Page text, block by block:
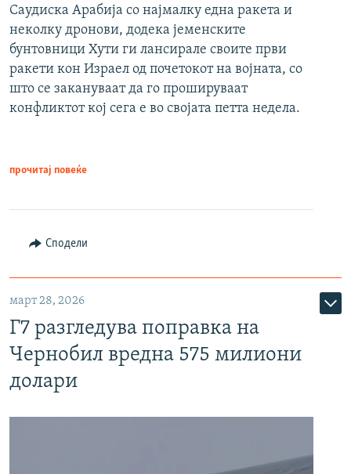
Саудиска Арабија со најмалку една ракета и
неколку дронови, додека јеменските
бунтовници Хути ги лансирале своите први
ракети кон Израел од почетокот на војната, со
што се закануваат да го прошируваат
конфликтот кој сега е во својата петта недела.
прочитај повеќе
Сподели
март 28, 2026
Г7 разгледува поправка на
Чернобил вредна 575 милиони
долари